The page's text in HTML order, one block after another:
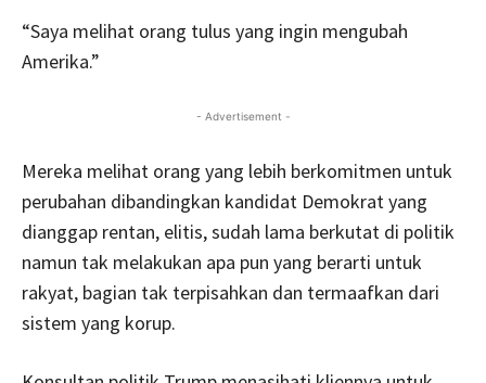
“Saya melihat orang tulus yang ingin mengubah
Amerika.”
- Advertisement -
Mereka melihat orang yang lebih berkomitmen untuk
perubahan dibandingkan kandidat Demokrat yang
dianggap rentan, elitis, sudah lama berkutat di politik
namun tak melakukan apa pun yang berarti untuk
rakyat, bagian tak terpisahkan dan termaafkan dari
sistem yang korup.